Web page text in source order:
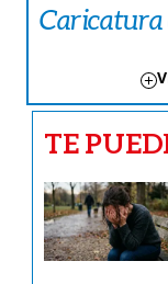
Caricatura
TE